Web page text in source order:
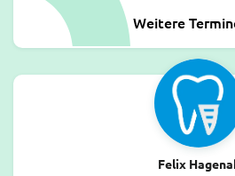
Weitere
Felix